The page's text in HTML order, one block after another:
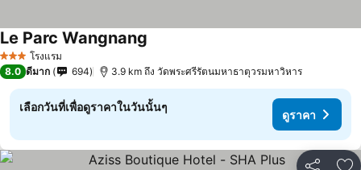
3 ดาว โรงแรม
Le Parc Wangnang
8.0 ดีมาก 694 3.9 km ถึง วัดพระศรีรัตนมหาธาตุวรมหาวิหาร
เลือกวันที่เพื่อดูราคาในวันนั้นๆ
ดูราคา